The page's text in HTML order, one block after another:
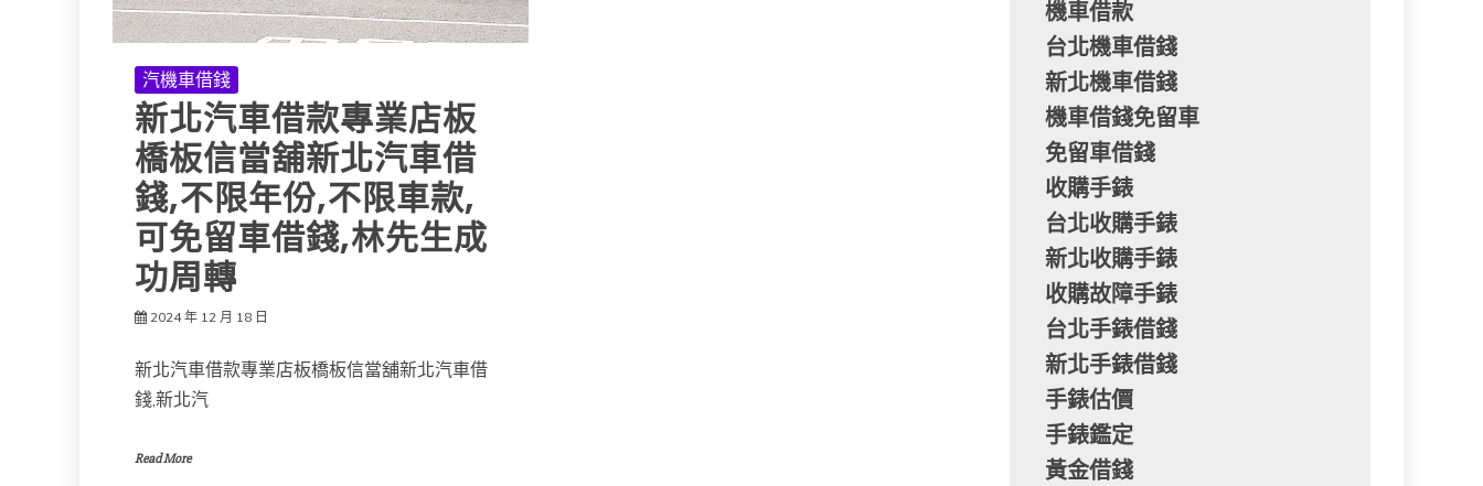
汽機車借錢
新北汽車借款專業店板
橋板信當舖新北汽車借
錢,不限年份,不限車款,
可免留車借錢,林先生成
功周轉
2024 年 12 月 18 日
新北汽車借款專業店板橋板信當舖新北汽車借
錢,新北汽
Read More
機車借款
台北機車借錢
新北機車借錢
機車借錢免留車
免留車借錢
收購手錶
台北收購手錶
新北收購手錶
收購故障手錶
台北手錶借錢
新北手錶借錢
手錶估價
手錶鑑定
黃金借錢